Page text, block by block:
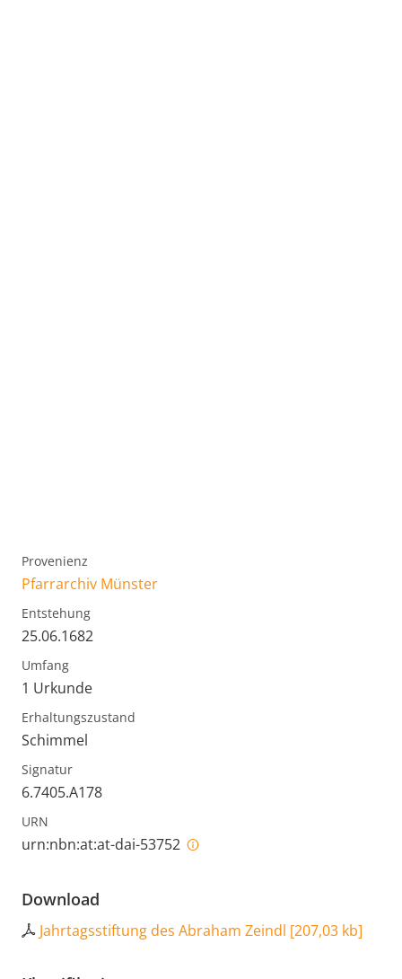
Provenienz
Pfarrarchiv Münster
Entstehung
25.06.1682
Umfang
1 Urkunde
Erhaltungszustand
Schimmel
Signatur
6.7405.A178
URN
urn:nbn:at:at-dai-53752
Download
Jahrtagsstiftung des Abraham Zeindl [207,03 kb]